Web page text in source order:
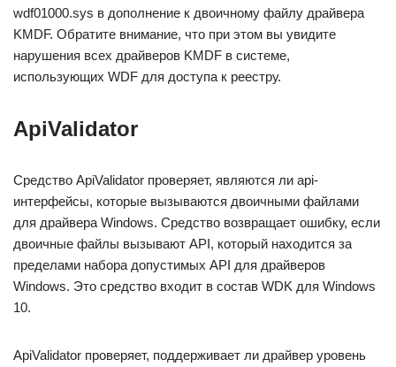
wdf01000.sys в дополнение к двоичному файлу драйвера
KMDF. Обратите внимание, что при этом вы увидите
нарушения всех драйверов KMDF в системе,
использующих WDF для доступа к реестру.
ApiValidator
Средство ApiValidator проверяет, являются ли api-
интерфейсы, которые вызываются двоичными файлами
для драйвера Windows. Средство возвращает ошибку, если
двоичные файлы вызывают API, который находится за
пределами набора допустимых API для драйверов
Windows. Это средство входит в состав WDK для Windows
10.
ApiValidator проверяет, поддерживает ли драйвер уровень